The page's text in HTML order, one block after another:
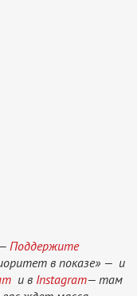
Поддержите
в показе» — и
и в Instagram— там